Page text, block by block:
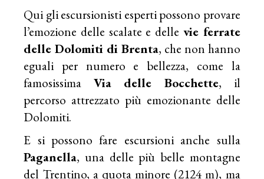
Qui gli escursionisti esperti possono provare
l’emozione delle scalate e delle vie ferrate
delle Dolomiti di Brenta, che non hanno
eguali per numero e bellezza, come la
famosissima Via delle Bocchette, il
percorso attrezzato più emozionante delle
Dolomiti.
E si possono fare escursioni anche sulla
Paganella, una delle più belle montagne
del Trentino, a quota minore (2124 m), ma